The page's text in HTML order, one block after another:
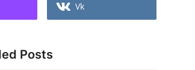
Vk
Posts